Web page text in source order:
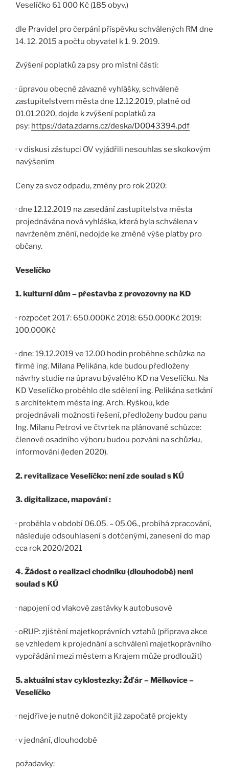
Veselíčko 61 000 Kč (185 obyv.)
dle Pravidel pro čerpání příspěvku schválených RM dne
14. 12. 2015 a počtu obyvatel k 1. 9. 2019.
Zvýšení poplatků za psy pro místní části:
· úpravou obecně závazné vyhlášky, schválené
zastupitelstvem města dne 12.12.2019, platné od
01.01.2020, dojde k zvýšení poplatků za
psy: https://data.zdarns.cz/deska/D0043394.pdf
· v diskusi zástupci OV vyjádřili nesouhlas se skokovým
navýšením
Ceny za svoz odpadu, změny pro rok 2020:
· dne 12.12.2019 na zasedání zastupitelstva města
projednávána nová vyhláška, která byla schválena v
navrženém znění, nedojde ke změně výše platby pro
občany.
Veselíčko
1. kulturní dům – přestavba z provozovny na KD
· rozpočet 2017: 650.000Kč 2018: 650.000Kč 2019:
100.000Kč
· dne: 19.12.2019 ve 12.00 hodin proběhne schůzka na
firmě ing. Milana Pelikána, kde budou předloženy
návrhy studie na úpravu bývalého KD na Veselíčku. Na
KD Veselíčko proběhlo dle sdělení ing. Pelikána setkání
s architektem města ing. Arch. Ryškou, kde
projednávali možnosti řešení, předloženy budou panu
Ing. Milanu Petrovi ve čtvrtek na plánované schůzce:
členové osadního výboru budou pozváni na schůzku,
informováni (leden 2020).
2. revitalizace Veselíčko: není zde soulad s KÚ
3. digitalizace, mapování :
· proběhla v období 06.05. – 05.06., probíhá zpracování,
následuje odsouhlasení s dotčenými, zanesení do map
cca rok 2020/2021
4. Žádost o realizaci chodníku (dlouhodobě) není
soulad s KÚ
· napojení od vlakové zastávky k autobusové
· oRUP: zjištění majetkoprávních vztahů (příprava akce
se vzhledem k projednání a schválení majetkoprávního
vypořádání mezi městem a Krajem může prodloužit)
5. aktuální stav cyklostezky: Žďár – Mělkovice –
Veselíčko
· nejdříve je nutné dokončit již započaté projekty
· v jednání, dlouhodobě
požadavky: